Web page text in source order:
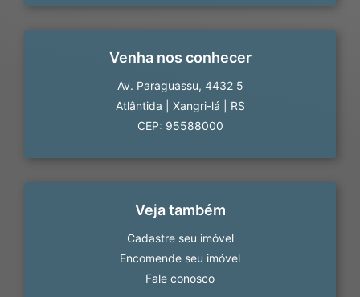
Venha nos conhecer
Av. Paraguassu, 4432 5
Atlântida
Xangri-lá
RS
CEP: 95588000
Veja também
Cadastre seu imóvel
Encomende seu imóvel
Fale conosco